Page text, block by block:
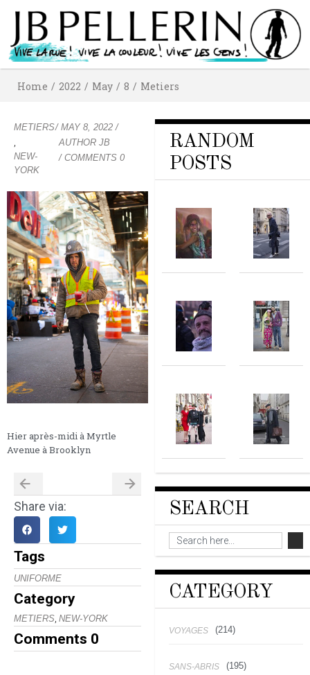
Home / 2022 / May / 8 / Metiers
METIERS
NEW-
YORK
/MAY 8, 2022 /
AUTHORJB
/ COMMENTS 0
Hier après-midi à Myrtle
Avenue à Brooklyn
Share via:
Tags
UNIFORME
Category
METIERS NEW-YORK
Comments 0
RANDOM
POSTS
SEARCH
CATEGORY
VOYAGES (214)
SANS-ABRIS (195)